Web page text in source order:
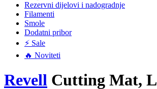
Rezervni dijelovi i nadogradnje
Filamenti
Smole
Dodatni pribor
⚡ Sale
🔥 Noviteti
Revell Cutting Mat, L